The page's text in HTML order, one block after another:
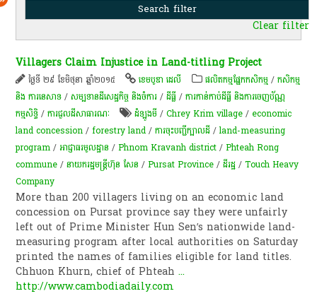
Clear filter
Villagers Claim Injustice in Land-titling Project
ថ្ងៃទី ២៩ ខែមិថុនា ឆ្នាំ២០១៥ ខេមបូឌា ដេលី ​ផលិតកម្ម​ផ្នែក​កសិកម្ម​ /កសិកម្ម​
និង​ ការ​នេ​សាទ​ /សម្បទានដីសេដ្ឋកិច្ច និងចំការ /ដីធ្លី /ការកាន់កាប់​ដីធ្លី និង​ការចេញ​ប័ណ្ណ
កម្មសិទ្ធិ​ /ការជួលដីសាធារណៈ ដំឡូងមី /Chrey Krim village / economic
land concession /forestry land /ការចុះបញ្ជីក្បាលដី /land-measuring
program /អាជ្ញាធរមូលដ្ឋាន /Phnom Kravanh district /Phteah Rong
commune /នាយករដ្ឋមន្ត្រីហ៊ុន សែន /Pursat Province /ដី​រដ្ឋ​ /Touch Heavy
Company
More than 200 villagers living on an economic land
concession on Pursat province say they were unfairly
left out of Prime Minister Hun Sen’s nationwide land-
measuring program after local authorities on Saturday
printed the names of families eligible for land titles.
Chhuon Khurn, chief of Phteah...
http://www.cambodiadaily.com